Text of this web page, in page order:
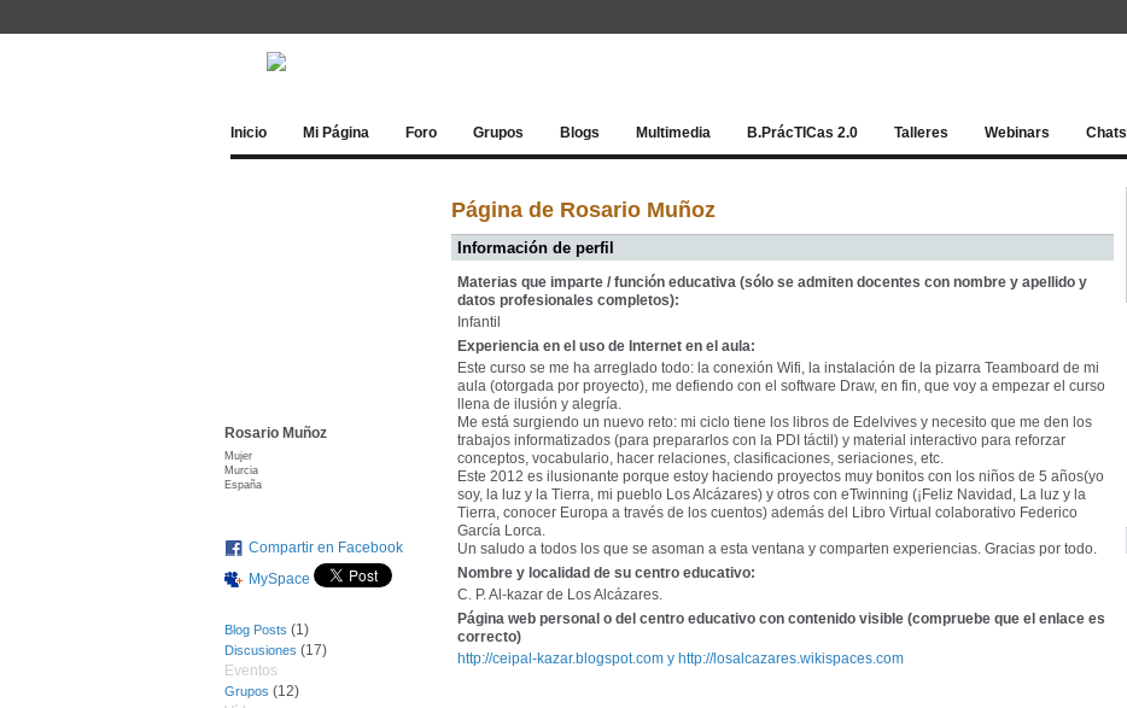
Inicio Mi Página Foro Grupos Blogs Multimedia B.PrácTICas 2.0 Talleres Webinars Chats
Rosario Muñoz
Mujer
Murcia
España
Compartir en Facebook
MySpace
Blog Posts (1)
Discusiones (17)
Eventos
Grupos (12)
Página de Rosario Muñoz
Información de perfil
Materias que imparte / función educativa (sólo se admiten docentes con nombre y apellido y
datos profesionales completos):
Infantil
Experiencia en el uso de Internet en el aula:
Este curso se me ha arreglado todo: la conexión Wifi, la instalación de la pizarra Teamboard de mi
aula (otorgada por proyecto), me defiendo con el software Draw, en fin, que voy a empezar el curso
llena de ilusión y alegría.
Me está surgiendo un nuevo reto: mi ciclo tiene los libros de Edelvives y necesito que me den los
trabajos informatizados (para prepararlos con la PDI táctil) y material interactivo para reforzar
conceptos, vocabulario, hacer relaciones, clasificaciones, seriaciones, etc.
Este 2012 es ilusionante porque estoy haciendo proyectos muy bonitos con los niños de 5 años(yo
soy, la luz y la Tierra, mi pueblo Los Alcázares) y otros con eTwinning (¡Feliz Navidad, La luz y la
Tierra, conocer Europa a través de los cuentos) además del Libro Virtual colaborativo Federico
García Lorca.
Un saludo a todos los que se asoman a esta ventana y comparten experiencias. Gracias por todo.
Nombre y localidad de su centro educativo:
C. P. Al-kazar de Los Alcázares.
Página web personal o del centro educativo con contenido visible (compruebe que el enlace es
correcto)
http://ceipal-kazar.blogspot.com y http://losalcazares.wikispaces.com